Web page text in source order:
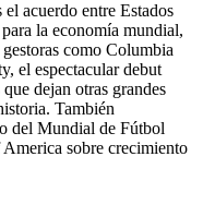
acuerdo entre Estados
la economía mundial,
como Columbia
el espectacular debut
dejan otras grandes
También
del Mundial de Fútbol
sobre crecimiento